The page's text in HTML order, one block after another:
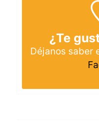
¿Te
Déjanos saber